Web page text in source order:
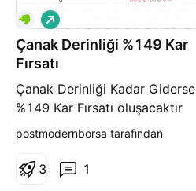
Çanak Derinliği %149 Kar
Fırsatı
Çanak Derinliği Kadar Giderse
%149 Kar Fırsatı oluşacaktır
A
l
ı
postmodernborsa tarafından
1
3